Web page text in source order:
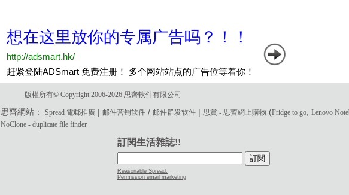
版權所有© Copyright 2006-2026 思齊軟件有限公司
思齊網站：Spread 電郵推廣 |邮件营销软件 /邮件群发软件 | 思賞 - 思齊網上購物 (Fridge to go ,Lenovo
NoClone - duplicate file finder